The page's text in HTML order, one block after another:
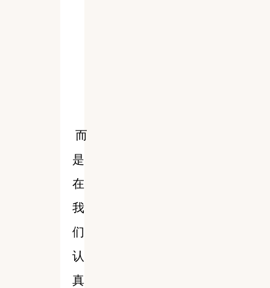
而
是
在
我
们
认
真